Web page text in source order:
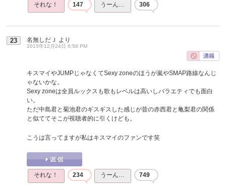
それな！ 147 うーん… 306
23 名無しだＪ より
2015年12月24日 6:58 PM
キスマイやJUMPじゃなくてSexy zoneのほうが嵐やSMAP路線なんじ
ゃないかな。
Sexy zoneは全員ルックスも歌もレベルは高いしバラエティでも面白
い。
ただ中島君と菊池君のギスギスした感じが昔の赤西君と亀梨君の関係
と似ててそこが視聴者的に引くけども。
こうは言ってますが私はキスマイのファンです笑
それな！ 234 うーん… 749